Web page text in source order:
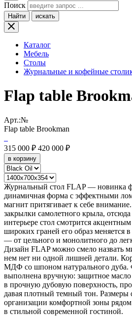
Поиск
Найти искать
Каталог
Мебель
Столы
Журнальные и кофейные
Flap table
Арт.:№
Flap table Brookman
315 000 ₽ 420 000 ₽
в корзину
Журнальный стол FLAP — новинка
динамичная форма с эффектными
магнит притягивает к себе
закрылки самолетного крыла,
интерьере стол смотрится
широких граней его образ меняется
— от цельного и монолитного до
Дизайн FLAP можно смело назвать
нем нет ни одной лишней детали.
МДФ со шпоном натурального дуба.
выполнена вручную: защитное масло
в прочную дубовую поверхность,
давая плотный темный тон. Размеры
организации комфортной зоны
в стильной современной гостиной.